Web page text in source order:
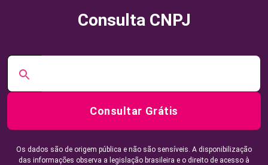
Consulta CNPJ
Consultar Grátis
Os dados são de origem pública e não são sensíveis. A disponibilização
das informações observa a legislação brasileira e o direito de acesso à